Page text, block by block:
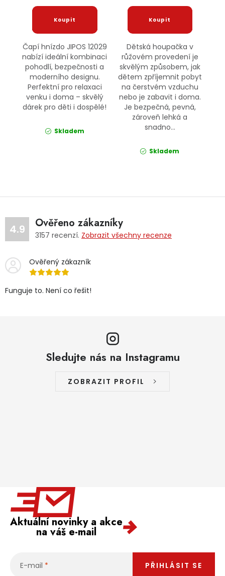
Čapí hnízdo JIPOS 12029
nabízí ideální kombinaci
pohodlí, bezpečnosti a
moderního designu.
Perfektní pro relaxaci
venku i doma – skvělý
dárek pro děti i dospělé!
Skladem
Dětská houpačka v
růžovém provedení je
skvělým způsobem, jak
dětem zpříjemnit pobyt
na čerstvém vzduchu
nebo je zabavit i doma.
Je bezpečná, pevná,
zároveň lehká a
snadno...
Skladem
4.9 Ověřeno zákazníky
3157 recenzí. Zobrazit všechny recenze
Ověřený zákazník
Funguje to. Není co řešit!
Sledujte nás na Instagramu
ZOBRAZIT PROFIL
Aktuální novinky a akce
na váš e-mail
E-mail PŘIHLÁSIT SE